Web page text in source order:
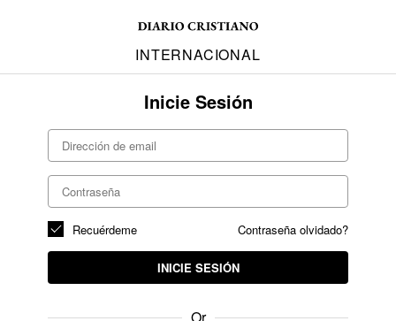
INTERNACIONAL
Inicie Sesión
Contraseña olvidado?
Recuérdeme
INICIE SESIÓN